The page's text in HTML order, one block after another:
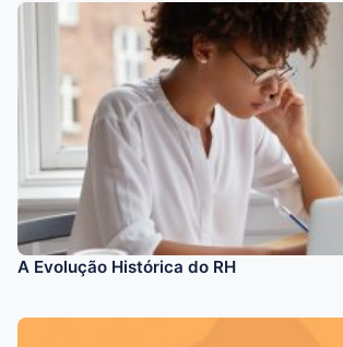
A Evolução Histórica do RH